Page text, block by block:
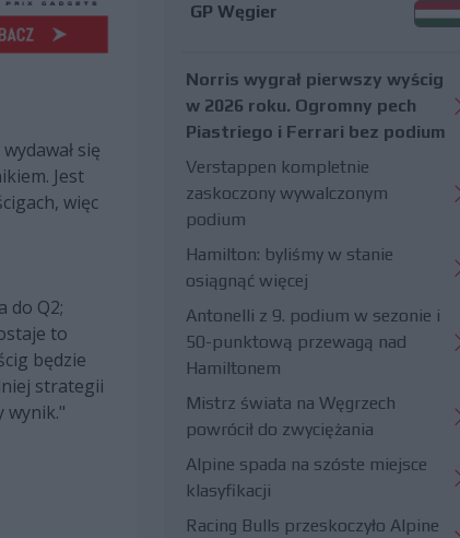
się
Jest
więc
do Q2;
to
będzie
strategii
wynik."
GP Węgier
Norris wygrał pierwszy wyścig
w 2026 roku. Ogromny pech
Piastriego i Ferrari bez podium
Verstappen kompletnie
zaskoczony wywalczonym
podium
Hamilton: byliśmy w stanie
osiągnąć więcej
Antonelli z 9. podium w sezonie i
50-punktową przewagą nad
Hamiltonem
Mistrz świata na Węgrzech
powrócił do zwyciężania
Alpine spada na szóste miejsce
klasyfikacji
Racing Bulls przeskoczyło Alpine